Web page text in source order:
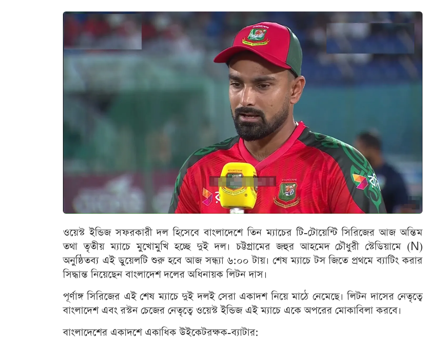
ওয়েস্ট ইন্ডিজ সফরকারী দল হিসেবে বাংলাদেশে তিন ম্যাচের টি-টোয়েন্টি সিরিজের আজ অন্তিম
তথা তৃতীয় ম্যাচে মুখোমুখি হচ্ছে দুই দল। চট্টগ্রামের জহুর আহমেদ চৌধুরী স্টেডিয়ামে (N)
অনুষ্ঠিতব্য এই ডুয়েলটি শুরু হবে আজ সন্ধ্যা ৬:০০ টায়। শেষ ম্যাচে টস জিতে প্রথমে ব্যাটিং করার
সিদ্ধান্ত নিয়েছেন বাংলাদেশ দলের অধিনায়ক লিটন দাস।
পূর্ণাঙ্গ সিরিজের এই শেষ ম্যাচে দুই দলই সেরা একাদশ নিয়ে মাঠে নেমেছে। লিটন দাসের নেতৃত্বে
বাংলাদেশ এবং রস্টন চেজের নেতৃত্বে ওয়েস্ট ইন্ডিজ এই ম্যাচে একে অপরের মোকাবিলা করবে।
বাংলাদেশের একাদশে একাধিক উইকেটরক্ষক-ব্যাটার: